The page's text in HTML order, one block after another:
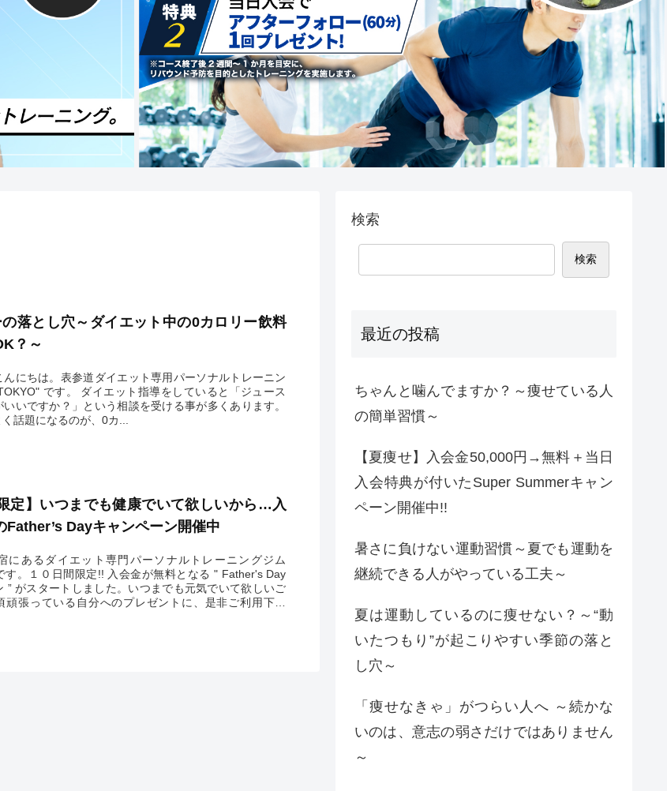
落とし穴～ダイエット中の0カロリー飲料
？～
んにちは。表参道ダイエット専用パーソナルトレーニン
ット指導をしていると「ジュース
いですか？」という相談を受ける事が多くあります。
話題になるのが、0カ...
定】いつまでも健康でいて欲しいから…入
Father’s Dayキャンペーン開催中
にあるダイエット専門パーソナルトレーニングジム
す。１０日間限定!! 入会金が無料となる " Father's Day
” がスタートしました。いつまでも元気でいて欲しいご
頑張っている自分へのプレゼントに、是非ご利用下さ
検索
検索
最近の投稿
ちゃんと噛んでますか？～痩せている人
の簡単習慣～
【夏痩せ】入会金50,000円→無料＋当日
入会特典が付いたSuper Summerキャン
ペーン開催中!!
暑さに負けない運動習慣～夏でも運動を
継続できる人がやっている工夫～
夏は運動しているのに痩せない？～“動
いたつもり”が起こりやすい季節の落と
し穴～
「痩せなきゃ」がつらい人へ ～続かな
いのは、意志の弱さだけではありません
～